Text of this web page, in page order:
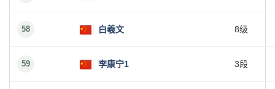
58 白羲文 8级
59 李康宁1 3段